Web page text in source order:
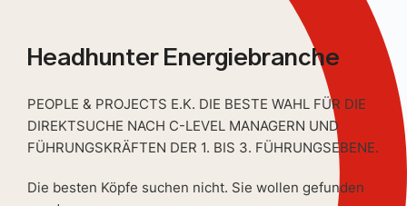
Headhunter Energiebranche
PEOPLE & PROJECTS E.K. DIE BESTE WAHL FÜR DIE
DIREKTSUCHE NACH C-LEVEL MANAGERN UND
FÜHRUNGSKRÄFTEN DER 1. BIS 3. FÜHRUNGSEBENE.
Die besten Köpfe suchen nicht. Sie wollen gefunden